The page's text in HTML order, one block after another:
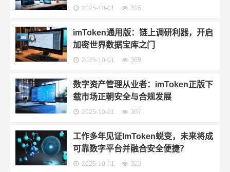
2025-10-01 316
imToken通用版：链上调研利器，开启
加密世界数据宝库之门
2025-10-01 369
数字资产管理从业者：imToken正版下
载市场正朝安全与合规发展
2025-10-01 307
工作多年见证ImToken蜕变，未来将成
可靠数字平台并融合安全便捷？
2025-10-01 323